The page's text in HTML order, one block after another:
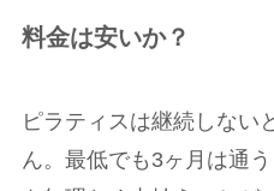
料金は安いか？
ピラティスは継続しない
ん。最低でも3ヶ月は通